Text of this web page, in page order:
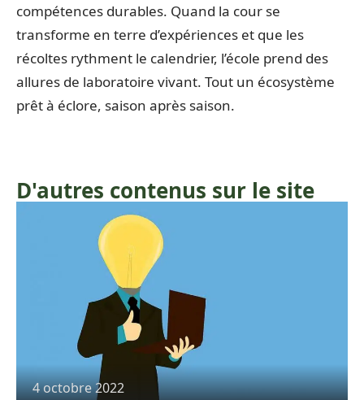
compétences durables. Quand la cour se
transforme en terre d’expériences et que les
récoltes rythment le calendrier, l’école prend des
allures de laboratoire vivant. Tout un écosystème
prêt à éclore, saison après saison.
D'autres contenus sur le site
4 octobre 2022